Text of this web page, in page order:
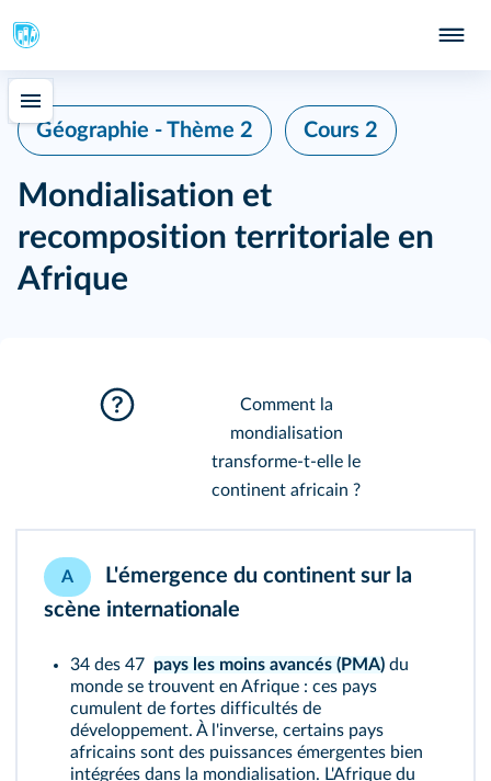
Géographie - Thème 2 Cours 2
Mondialisation et
recomposition territoriale en
Afrique
Comment la
mondialisation
transforme‑t‑elle le
continent africain ?
A
L'émergence du continent sur la
scène internationale
34 des 47 pays les moins avancés (PMA) du
monde se trouvent en Afrique : ces pays
cumulent de fortes difficultés de
développement. À l'inverse, certains pays
africains sont des puissances émergentes bien
intégrées dans la mondialisation. L'Afrique du